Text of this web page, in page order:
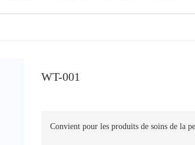
WT-001
Convient pour les produits de soins de la